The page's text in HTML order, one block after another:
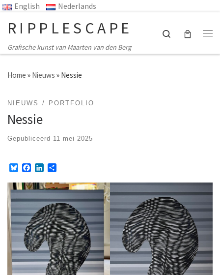
Ga naar inhoud
English Nederlands
RIPPLESCAPE
Grafische kunst van Maarten van den Berg
Search
Home » Nieuws » Nessie
NIEUWS PORTFOLIO
Nessie
Gepubliceerd 11 mei 2025
u
e
s
k
y
c
e
b
o
o
k
n
k
e
d
I
n
l
e
n